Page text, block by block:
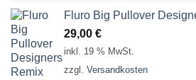
Fluro Big Pullover
29,00 €
inkl. 19 % MwSt.
zzgl. Versandkosten